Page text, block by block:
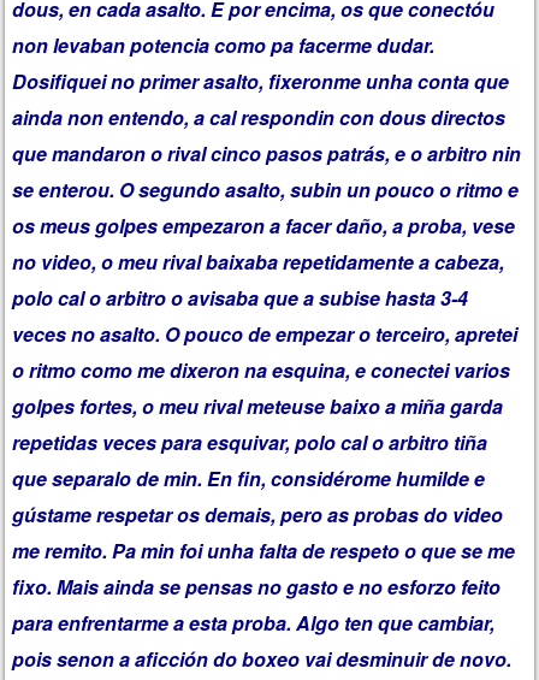
dous, en cada asalto. E por encima, os que conectóu
non levaban potencia como pa facerme dudar.
Dosifiquei no primer asalto, fixeronme unha conta que
ainda non entendo, a cal respondin con dous directos
que mandaron o rival cinco pasos patrás, e o arbitro nin
se enterou. O segundo asalto, subin un pouco o ritmo e
os meus golpes empezaron a facer daño, a proba, vese
no video, o meu rival baixaba repetidamente a cabeza,
polo cal o arbitro o avisaba que a subise hasta 3-4
veces no asalto. O pouco de empezar o terceiro, apretei
o ritmo como me dixeron na esquina, e conectei varios
golpes fortes, o meu rival meteuse baixo a miña garda
repetidas veces para esquivar, polo cal o arbitro tiña
que separalo de min. En fin, considérome humilde e
gústame respetar os demais, pero as probas do video
me remito. Pa min foi unha falta de respeto o que se me
fixo. Mais ainda se pensas no gasto e no esforzo feito
para enfrentarme a esta proba. Algo ten que cambiar,
pois senon a aficción do boxeo vai desminuir de novo.